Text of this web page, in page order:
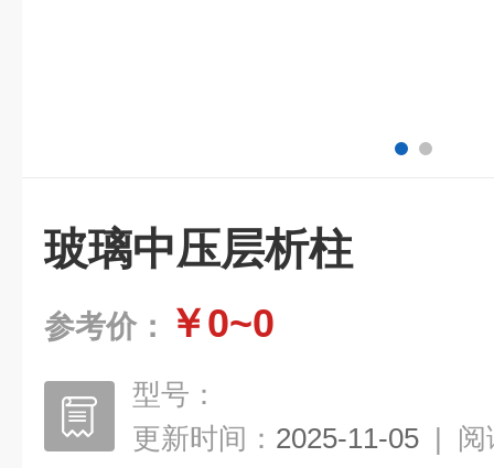
玻璃中压层析柱
参考价： ￥0~0
型号：
更新时间： 2025-11-05 | 阅